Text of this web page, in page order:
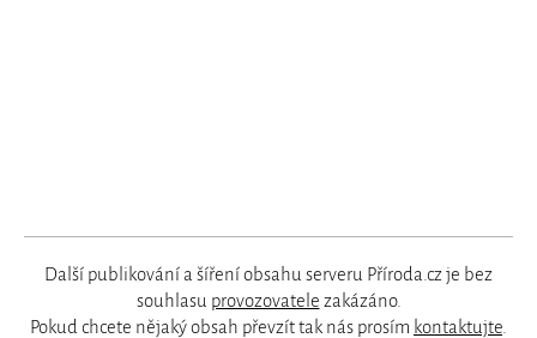
Další publikování a šíření obsahu serveru Příroda.cz je bez
souhlasu provozovatele zakázáno.
Pokud chcete nějaký obsah převzít tak nás prosím kontaktujte.